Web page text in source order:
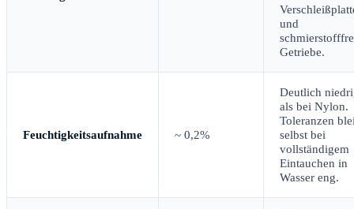
und
Getriebe.
Feuchtigkeitsaufnahme ~ 0,2%
Deutlich
als bei Nylon.
Toleranzen
selbst bei
vollständigem
Eintauchen in
Wasser eng.